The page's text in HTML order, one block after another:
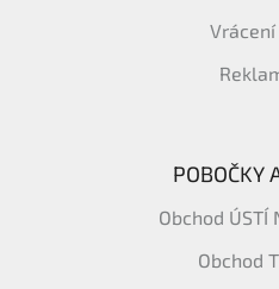
POBOČKY
Obchod ÚSTÍ
Obchod